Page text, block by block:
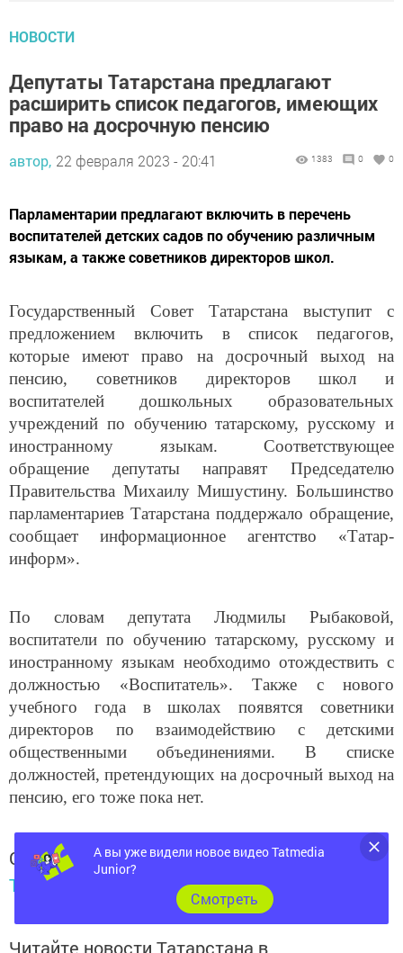
НОВОСТИ
Депутаты Татарстана предлагают
расширить список педагогов, имеющих
право на досрочную пенсию
автор, 22 февраля 2023 - 20:41 1383 0 0
Парламентарии предлагают включить в перечень
воспитателей детских садов по обучению различным
языкам, а также советников директоров школ.
Государственный Совет Татарстана выступит с
предложением включить в список педагогов,
которые имеют право на досрочный выход на
пенсию, советников директоров школ и
воспитателей дошкольных образовательных
учреждений по обучению татарскому, русскому и
иностранному языкам. Соответствующее
обращение депутаты направят Председателю
Правительства Михаилу Мишустину. Большинство
парламентариев Татарстана поддержало обращение,
сообщает информационное агентство «Татар-
информ».
По словам депутата Людмилы Рыбаковой,
воспитатели по обучению татарскому, русскому и
иностранному языкам необходимо отождествить с
должностью «Воспитатель». Также с нового
учебного года в школах появятся советники
директоров по взаимодействию с детскими
общественными объединениями. В списке
должностей, претендующих на досрочный выход на
пенсию, его тоже пока нет.
Следите за самым важным и интересным в
Telegram-канале
Татмедиа
Читайте новости Татарстана в
А вы уже видели новое видео Tatmedia
Junior?
Cмотреть